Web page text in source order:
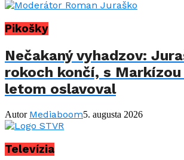
Pikošky
Nečakaný vyhadzov:
rokoch končí, s
letom oslavoval
Autor Mediaboom5. augusta 2026
Televízia